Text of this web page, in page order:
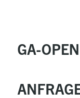
GA-